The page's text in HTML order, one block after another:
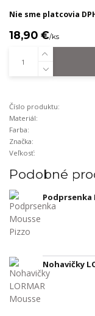
Nie sme platcovia
18,90 €/ks
Číslo produktu:
Materiál:
Farba:
Značka:
Veľkosť:
Podobné
Podprsenka
Nohavičky